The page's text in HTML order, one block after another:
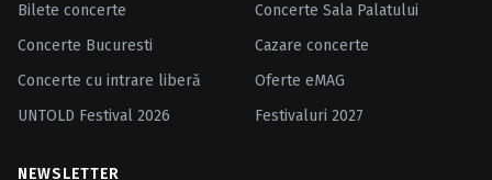
Bilete concerte
Concerte Sala Palatului
Concerte Bucuresti
Cazare concerte
Concerte cu intrare liberă
Oferte eMAG
UNTOLD Festival 2026
Festivaluri 2027
NEWSLETTER